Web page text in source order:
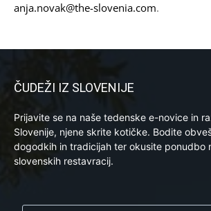
anja.novak@the-slovenia.com.
ČUDEŽI IZ SLOVENIJE
Prijavite se na naše tedenske e-novice in
Slovenije, njene skrite kotičke. Bodite
dogodkih in tradicijah ter okusite ponudbo
slovenskih restavracij.